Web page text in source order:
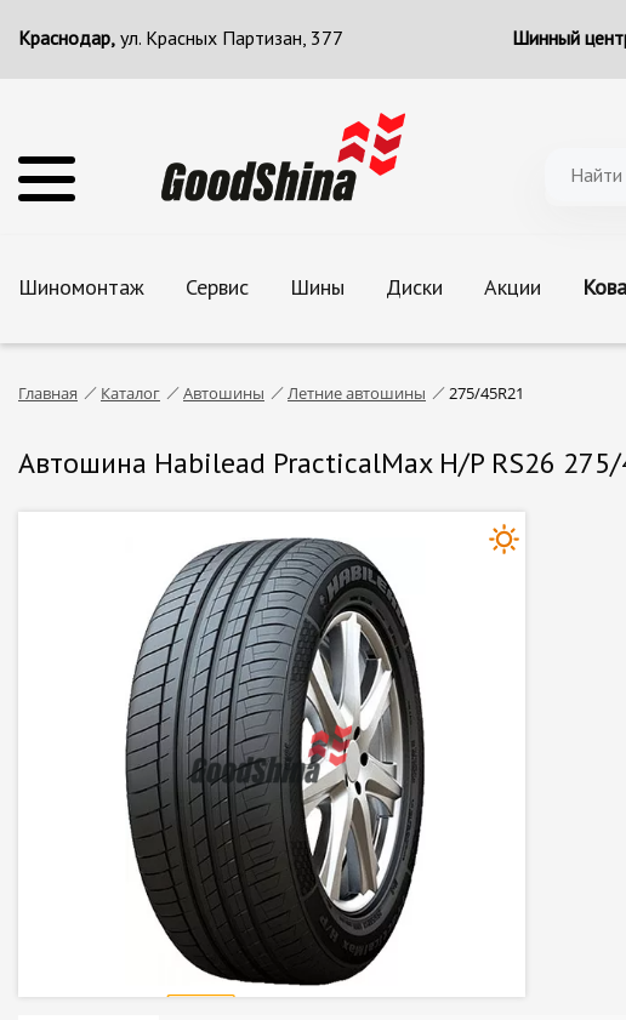
Краснодар, ул. Красных Партизан, 377 Шинный
Шиномонтаж Сервис Шины Диски Акции
Главная Каталог Автошины Летние автошины 275/45R21
Автошина Habilead PracticalMax H/P RS26